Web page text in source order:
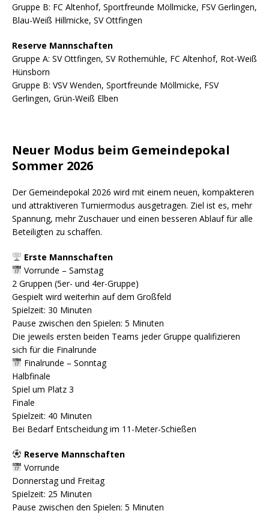
Gruppe B: FC Altenhof, Sportfreunde Möllmicke, FSV Gerlingen,
Blau-Weiß Hillmicke, SV Ottfingen
Reserve Mannschaften
Gruppe A: SV Ottfingen, SV Rothemühle, FC Altenhof, Rot-Weiß
Hünsborn
Gruppe B: VSV Wenden, Sportfreunde Möllmicke, FSV
Gerlingen, Grün-Weiß Elben
Neuer Modus beim Gemeindepokal
Sommer 2026
Der Gemeindepokal 2026 wird mit einem neuen, kompakteren
und attraktiveren Turniermodus ausgetragen. Ziel ist es, mehr
Spannung, mehr Zuschauer und einen besseren Ablauf für alle
Beteiligten zu schaffen.
Erste Mannschaften
Vorrunde – Samstag
2 Gruppen (5er- und 4er-Gruppe)
Gespielt wird weiterhin auf dem Großfeld
Spielzeit: 30 Minuten
Pause zwischen den Spielen: 5 Minuten
Die jeweils ersten beiden Teams jeder Gruppe qualifizieren
sich für die Finalrunde
Finalrunde – Sonntag
Halbfinale
Spiel um Platz 3
Finale
Spielzeit: 40 Minuten
Bei Bedarf Entscheidung im 11-Meter-Schießen
Reserve Mannschaften
Vorrunde
Donnerstag und Freitag
Spielzeit: 25 Minuten
Pause zwischen den Spielen: 5 Minuten